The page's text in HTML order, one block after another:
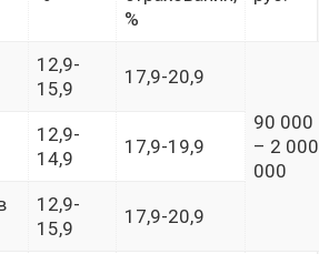
%
12,9-
15,9
17,9-20,9
90 000
– 2 000
000
12,9-
14,9
17,9-19,9
12,9-
15,9
17,9-20,9